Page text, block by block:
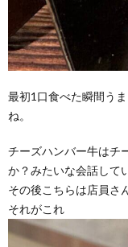
最初1口食べた瞬間う
ね。
チーズハンバー牛はチ
か？みたいな会話して
その後こちらは店員さ
それがこれ